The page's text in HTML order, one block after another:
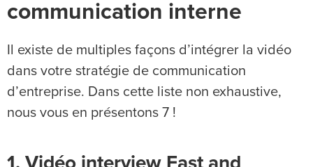
communication interne
Il existe de multiples façons d’intégrer la vidéo
dans votre stratégie de communication
d’entreprise. Dans cette liste non exhaustive,
nous vous en présentons 7 !